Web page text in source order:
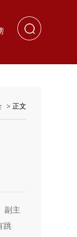
> 正文
副主
跳